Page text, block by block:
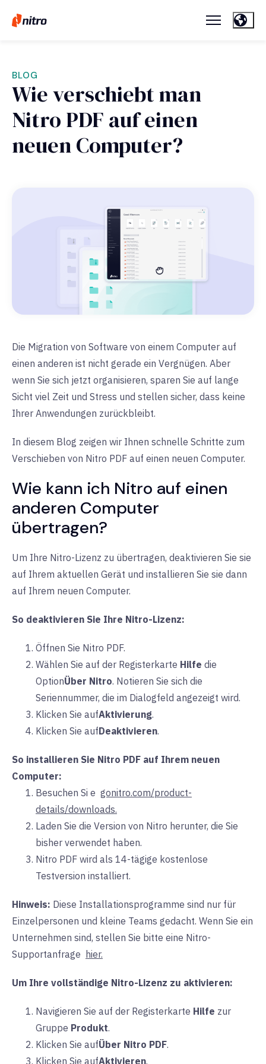
BLOG
Wie verschiebt man
Nitro PDF auf einen
neuen Computer?
Die Migration von Software von einem Computer auf
einen anderen ist nicht gerade ein Vergnügen. Aber
wenn Sie sich jetzt organisieren, sparen Sie auf lange
Sicht viel Zeit und Stress und stellen sicher, dass keine
Ihrer Anwendungen zurückbleibt.
In diesem Blog zeigen wir Ihnen schnelle Schritte zum
Verschieben von Nitro PDF auf einen neuen Computer.
Wie kann ich Nitro auf einen
anderen Computer
übertragen?
Um Ihre Nitro-Lizenz zu übertragen, deaktivieren Sie sie
auf Ihrem aktuellen Gerät und installieren Sie sie dann
auf Ihrem neuen Computer.
So deaktivieren Sie Ihre Nitro-Lizenz:
Öffnen Sie Nitro PDF.
Wählen Sie auf der Registerkarte Hilfe die
OptionÜber Nitro. Notieren Sie sich die
Seriennummer, die im Dialogfeld angezeigt wird.
Klicken Sie aufAktivierung.
Klicken Sie aufDeaktivieren.
So installieren Sie Nitro PDF auf Ihrem neuen
Computer:
Besuchen Si e gonitro.com/product-
details/downloads.
Laden Sie die Version von Nitro herunter, die Sie
bisher verwendet haben.
Nitro PDF wird als 14-tägige kostenlose
Testversion installiert.
Hinweis: Diese Installationsprogramme sind nur für
Einzelpersonen und kleine Teams gedacht. Wenn Sie ein
Unternehmen sind, stellen Sie bitte eine Nitro-
Supportanfrage hier.
Um Ihre vollständige Nitro-Lizenz zu aktivieren:
Navigieren Sie auf der Registerkarte Hilfe zur
Gruppe Produkt.
Klicken Sie aufÜber Nitro PDF.
Klicken Sie aufAktivieren.